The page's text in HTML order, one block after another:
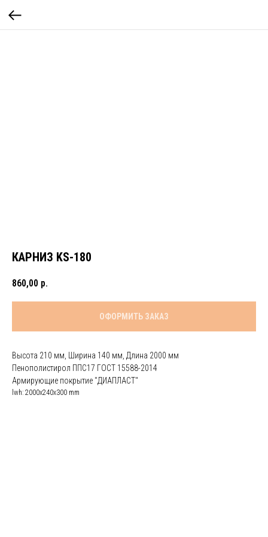
КАРНИЗ KS-180
860,00 р.
ОФОРМИТЬ ЗАКАЗ
Высота 210 мм, Ширина 140 мм, Длина 2000 мм
Пенополистирол ППС17 ГОСТ 15588-2014
Армирующие покрытие "ДИАПЛАСТ"
lwh: 2000x240x300 mm